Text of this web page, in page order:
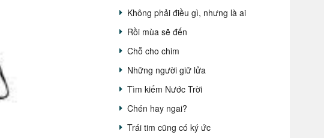
Không phải điều gì, nhưng là ai
Rồi mùa sẽ đến
Chỗ cho chim
Những người giữ lửa
Tìm kiếm Nước Trời
Chén hay ngai?
Trái tim cũng có ký ức